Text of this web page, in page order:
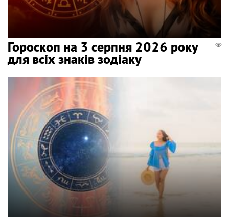
Гороскоп на 3 серпня 2026 року
для всіх знаків зодіаку